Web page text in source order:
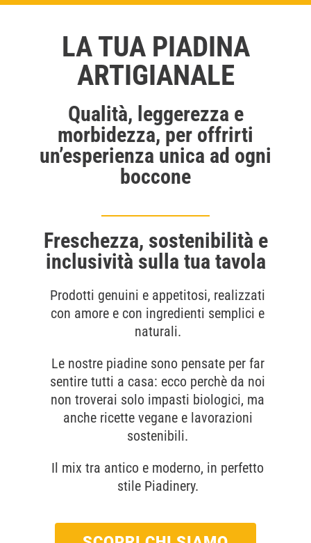
LA TUA PIADINA
ARTIGIANALE
Qualità, leggerezza e
morbidezza, per offrirti
un’esperienza unica ad ogni
boccone
Freschezza, sostenibilità e
inclusività sulla tua tavola
Prodotti genuini e appetitosi, realizzati
con amore e con ingredienti semplici e
naturali.
Le nostre piadine sono pensate per far
sentire tutti a casa: ecco perchè da noi
non troverai solo impasti biologici, ma
anche ricette vegane e lavorazioni
sostenibili.
Il mix tra antico e moderno, in perfetto
stile Piadinery.